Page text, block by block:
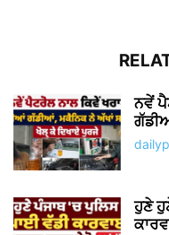
ਨਵੇਂ
ਹੁਣੇ